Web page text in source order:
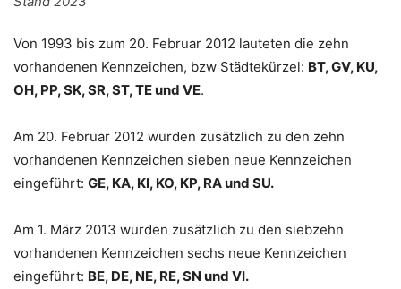
Von 1993 bis zum 20. Februar 2012 lauteten die zehn
vorhandenen Kennzeichen, bzw Städtekürzel: BT, GV, KU,
OH, PP, SK, SR, ST, TE und VE.
Am 20. Februar 2012 wurden zusätzlich zu den zehn
vorhandenen Kennzeichen sieben neue Kennzeichen
eingeführt: GE, KA, KI, KO, KP, RA und SU.
Am 1. März 2013 wurden zusätzlich zu den siebzehn
vorhandenen Kennzeichen sechs neue Kennzeichen
eingeführt: BE, DE, NE, RE, SN und VI.